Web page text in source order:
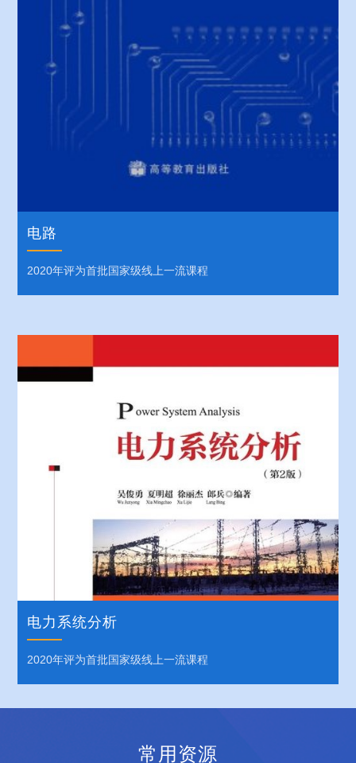
电路
2020年评为首批国家级线上一流课程
电力系统分析
2020年评为首批国家级线上一流课程
常用资源